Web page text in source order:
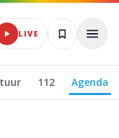
LIVE
112 Agenda